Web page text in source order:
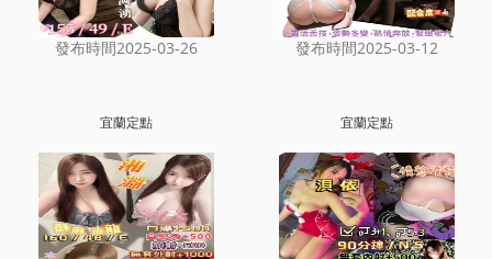
發布時間2025-03-26 發布時間2025-03-12
宜蘭定點 宜蘭定點